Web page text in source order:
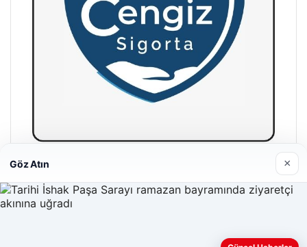
Hastaş Beton
26/05/2026
Göz Atın ×